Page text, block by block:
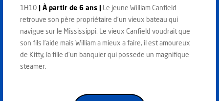
1H10 | À partir de 6 ans | Le jeune William Canfield
retrouve son père propriétaire d’un vieux bateau qui
navigue sur le Mississippi. Le vieux Canfield voudrait que
son fils l’aide mais William a mieux a faire, il est amoureux
de Kitty, la fille d’un banquier qui possede un magnifique
steamer.